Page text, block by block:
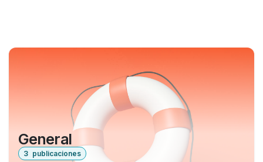
General
3 publicaciones